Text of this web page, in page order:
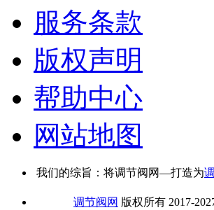
服务条款
版权声明
帮助中心
网站地图
我们的综旨：将调节阀网—打造为
调节阀网 版权所有 2017-